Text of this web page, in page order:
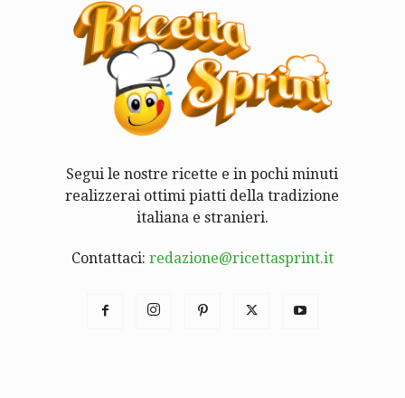
Segui le nostre ricette e in pochi minuti
realizzerai ottimi piatti della tradizione
italiana e stranieri.
Contattaci: redazione@ricettasprint.it